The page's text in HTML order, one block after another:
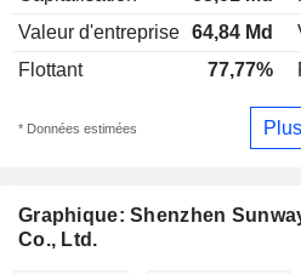
Valeur d'entreprise 64,84 Md
Flottant
77,77%
* Données estimées
Graphique: Shenzhen
Co., Ltd.